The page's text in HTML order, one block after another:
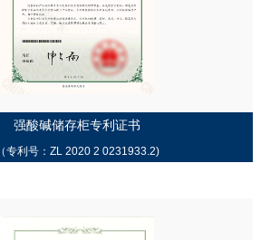
强酸碱储存柜专利证书
（专利号：ZL 2020 2 0231933.2)